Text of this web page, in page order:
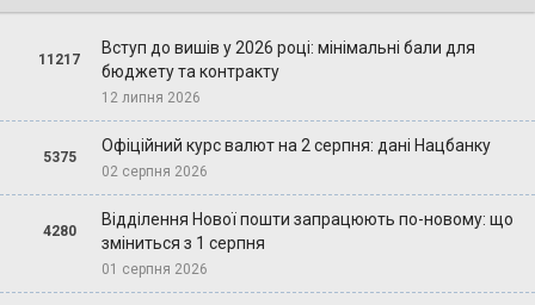
11217
Вступ до вишів у 2026 році: мінімальні бали для
бюджету та контракту
12 липня 2026
5375
Офіційний курс валют на 2 серпня: дані Нацбанку
02 серпня 2026
4280
Відділення Нової пошти запрацюють по-новому: що
зміниться з 1 серпня
01 серпня 2026